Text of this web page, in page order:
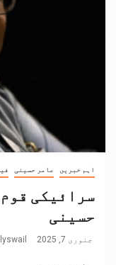
اہم خبریں عامر حسینی
سرائیکی
حسینی
جنوری 7, 2025